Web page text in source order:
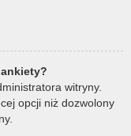
witryny.
opcji niż dozwolony